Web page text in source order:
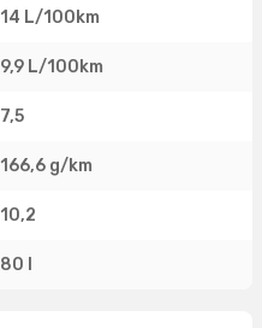
14 L/100km
9,9 L/100km
7,5
166,6 g/km
10,2
80 l